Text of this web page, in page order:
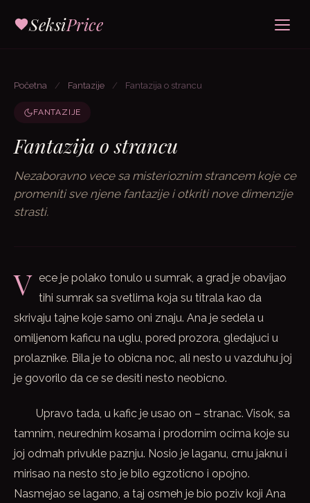
SeksiPrice
Početna / Fantazije / Fantazija o strancu
FANTAZIJE
Fantazija o strancu
Nezaboravno vece sa misterioznim strancem koje ce
promeniti sve njene fantazije i otkriti nove dimenzije
strasti.
V ece je polako tonulo u sumrak, a grad je obavijao
tihi sumrak sa svetlima koja su titrala kao da
skrivaju tajne koje samo oni znaju. Ana je sedela u
omiljenom kaficu na uglu, pored prozora, gledajuci u
prolaznike. Bila je to obicna noc, ali nesto u vazduhu joj
je govorilo da ce se desiti nesto neobicno.
Upravo tada, u kafic je usao on – stranac. Visok, sa
tamnim, neurednim kosama i prodornim ocima koje su
joj odmah privukle paznju. Nosio je laganu, crnu jaknu i
mirisao na nesto sto je bilo egzoticno i opojno.
Nasmejao se lagano, a taj osmeh je bio poziv koji Ana